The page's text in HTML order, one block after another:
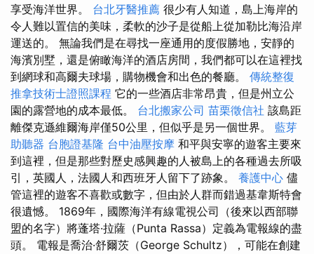
享受海洋世界。 台北牙醫推薦 很少有人知道，島上海岸的
令人難以置信的美味，柔軟的沙子是從船上從加勒比海沿岸
運送的。 無論我們是在尋找一座通用的度假勝地，安靜的
海濱別墅，還是俯瞰海洋的酒店房間，我們都可以在這裡找
到網球和高爾夫球場，購物機會和出色的餐廳。 傳統整復
推拿技術士證照課程 它的一些酒店非常昂貴，但是州立公
園的露營地的成本最低。 台北搬家公司 苗栗徵信社 該島距
離傑克遜維爾海岸僅50公里，但似乎是另一個世界。 藍芽
助聽器 台胞證基隆 台中油壓按摩 和平與安寧的遊客主要來
到這裡，但是那些對歷史感興趣的人被島上的各種過去所吸
引，英國人，法國人和西班牙人留下了跡象。 養護中心 儘
管這裡的遊客不喜歡或數字，但由於人群而錯過基韋斯特會
很遺憾。 1869年，國際海洋有線電視公司（後來以西部聯
盟的名字）將蓬塔·拉薩（Punta Rassa）定義為電報線的盡
頭。 電報是喬治·舒爾茨（George Schultz），可能在創建